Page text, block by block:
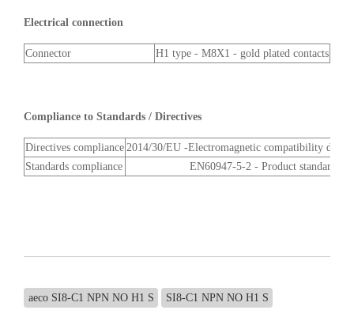
Electrical connection
Connector H1 type - M8X1 - gold plated contacts
Compliance to Standards / Directives
Directives compliance 2014/30/EU -Electromagnetic compatibility
Standards compliance
EN60947-5-2 - Product standard
aeco SI8-C1 NPN NO H1 S SI8-C1 NPN NO H1 S